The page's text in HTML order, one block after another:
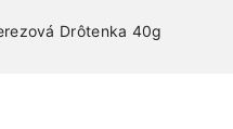
Drôtenka 40g